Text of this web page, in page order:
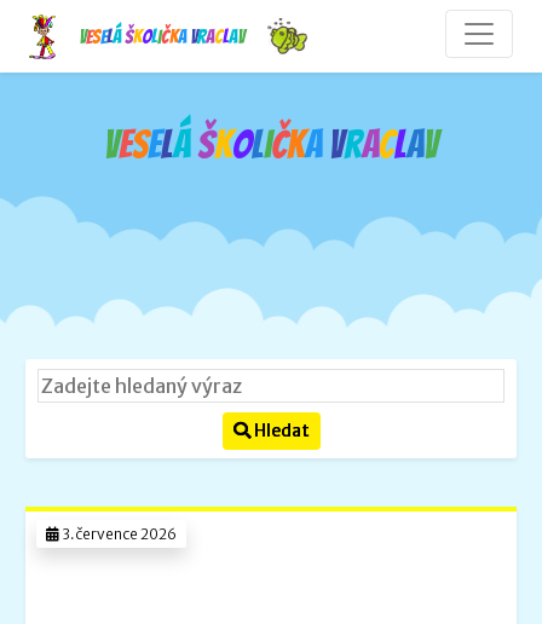
Veselá školička Vraclav
Veseláškolička Vraclav
Hledat
3.července 2026